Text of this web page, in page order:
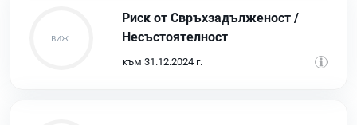
Риск от Свръхзадълженост /
Несъстоятелност
към 31.12.2024 г.